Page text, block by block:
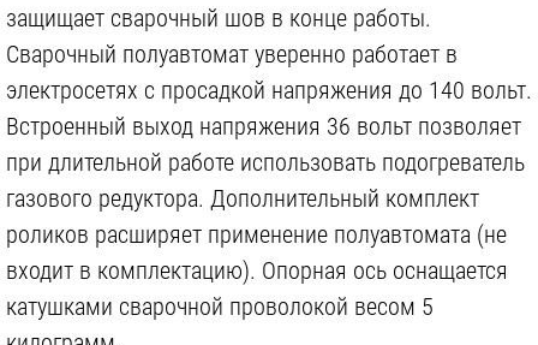
820 р. 1 400 р.
защищает сварочный шов в конце работы.
Сварочный полуавтомат уверенно работает в
электросетях с просадкой напряжения до 140 вольт.
Встроенный выход напряжения 36 вольт позволяет
при длительной работе использовать подогреватель
газового редуктора. Дополнительный комплект
роликов расширяет применение полуавтомата (не
входит в комплектацию). Опорная ось оснащается
катушками сварочной проволокой весом 5